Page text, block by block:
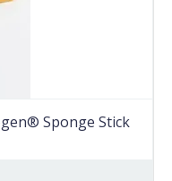
Sponge Stick